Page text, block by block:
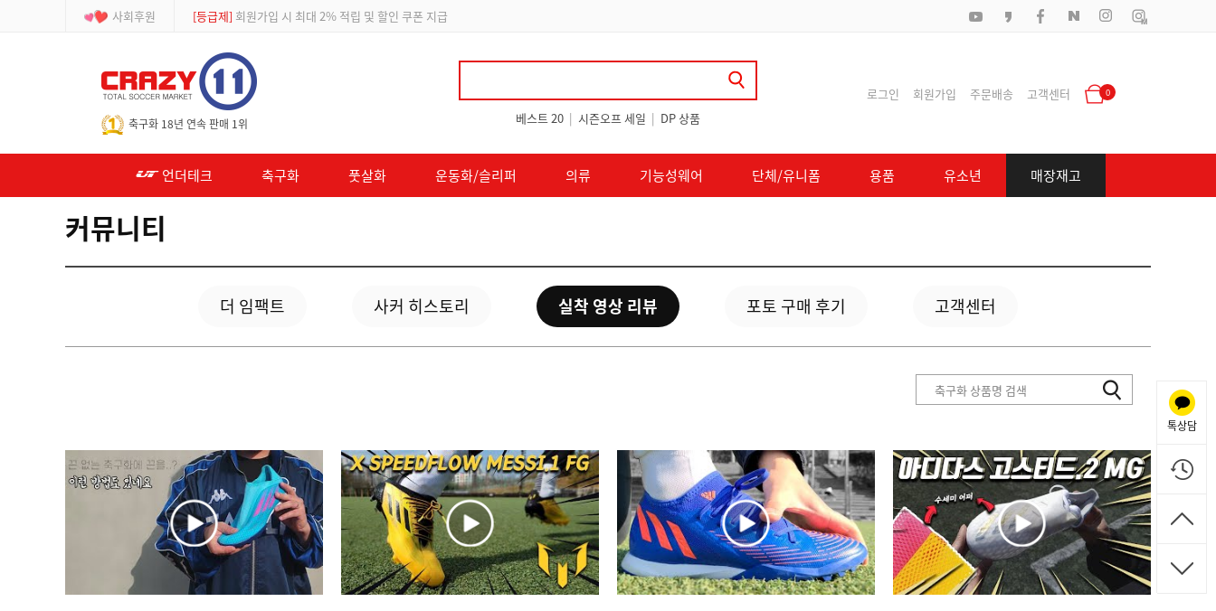
사회후원 [등급제] 회원가입 시 최대 2% 적립 및 할인 쿠폰 지급
축구화 18년 연속 판매 1위 베스트 20 | 시즌오프 세일 | DP 상품
로그인 회원가입 주문배송 고객센터 0
언더테크 축구화 풋살화 운동화/슬리퍼 의류 기능성웨어 단체/유니폼 용품 유소년 매장재고
커뮤니티
더 임팩트 사커 히스토리 실착 영상 리뷰 포토 구매 후기 고객센터
톡상담